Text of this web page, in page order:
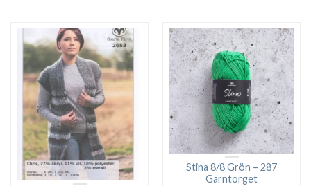
Stina 8/8 Grön – 287
Garntorget